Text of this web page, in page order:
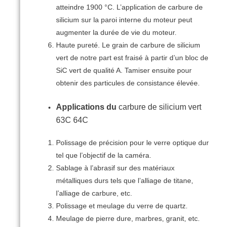
atteindre 1900 °C. L’application de carbure de
silicium sur la paroi interne du moteur peut
augmenter la durée de vie du moteur.
Haute pureté. Le grain de carbure de silicium
vert de notre part est fraisé à partir d’un bloc de
SiC vert de qualité A.Tamiser ensuite pour
obtenir des particules de consistance élevée.
Applications du carbure de silicium vert
63C 64C
Polissage de précision pour le verre optique dur
tel que l’objectif de la caméra.
Sablage à l’abrasif sur des matériaux
métalliques durs tels que l’alliage de titane,
l’alliage de carbure, etc.
Polissage et meulage du verre de quartz.
Meulage de pierre dure, marbres, granit, etc.